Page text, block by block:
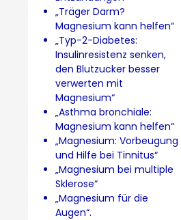
„Träger Darm?
Magnesium kann helfen“
„Typ-2-Diabetes:
Insulinresistenz senken,
den Blutzucker besser
verwerten mit
Magnesium“
„Asthma bronchiale:
Magnesium kann helfen“
„Magnesium: Vorbeugung
und Hilfe bei Tinnitus“
„Magnesium bei multiple
Sklerose“
„Magnesium für die
Augen“.